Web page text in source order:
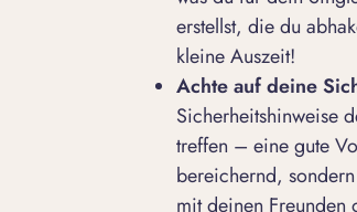
erstellst, die du
kleine Auszeit!
Achte auf deine
Sicherheitshinweise
treffen – eine gute
bereichernd,
mit deinen Freunden